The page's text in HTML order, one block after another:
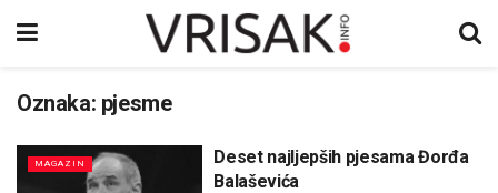
Oznaka: pjesme
MAGAZIN
Deset najljepših pjesama Đorđa
Balaševića